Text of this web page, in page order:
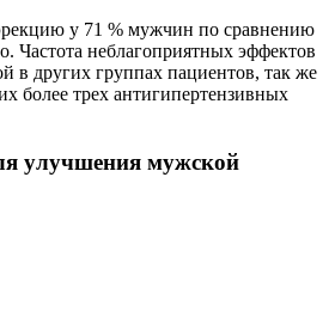
у 71 % мужчин по сравнению
Частота неблагоприятных эффектов
в других группах пациентов, так же
более трех антигипертензивных
улучшения мужской